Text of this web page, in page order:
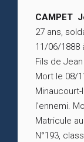
CAMPET
27 ans,
11/06/1888
Fils de
Mort le 08/
l’ennemi.
Matricule
N°193,